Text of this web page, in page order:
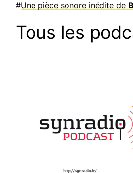
#Une pièce sonore inédite de
Tous les